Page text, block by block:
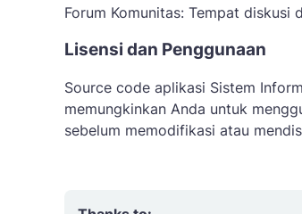
Forum Komunitas: Tempat diskusi
Lisensi dan Penggunaan
Source code aplikasi Sistem
memungkinkan Anda untuk
sebelum memodifikasi atau